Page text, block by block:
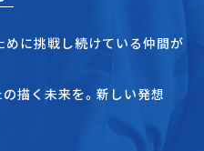
に挑戦し続けている仲間が
描く未来を。新しい発想